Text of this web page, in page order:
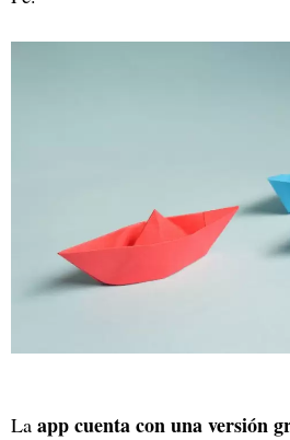
La app cuenta con una versión